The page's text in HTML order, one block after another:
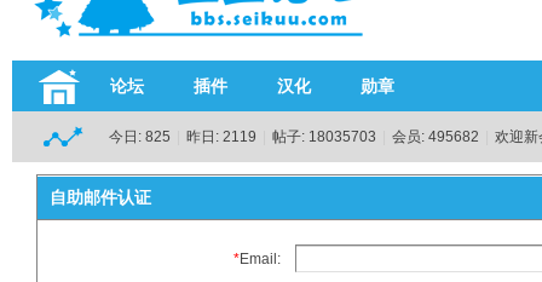
论坛 插件 汉化 勋章
今日: 825 昨日: 2119 帖子: 18035703 会员: 495682 欢迎
自助邮件认证
*Email: